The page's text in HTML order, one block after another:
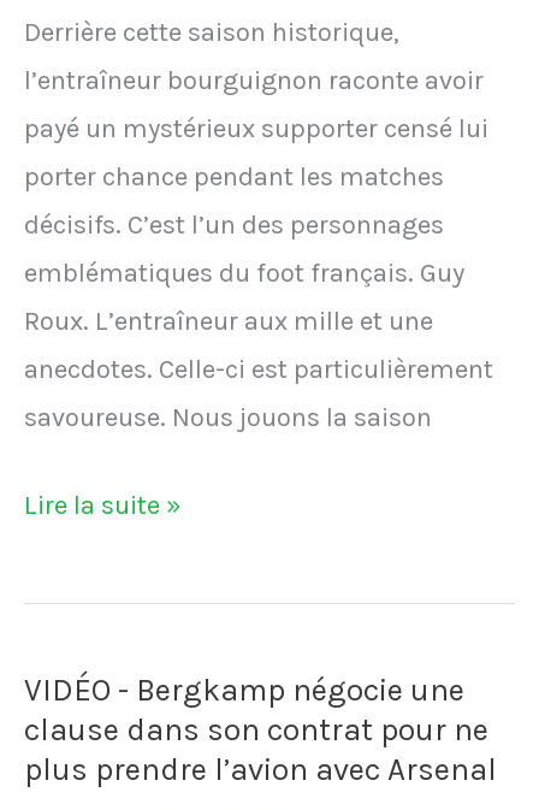
Derrière cette saison historique,
l’entraîneur bourguignon raconte avoir
payé un mystérieux supporter censé lui
porter chance pendant les matches
décisifs. C’est l’un des personnages
emblématiques du foot français. Guy
Roux. L’entraîneur aux mille et une
anecdotes. Celle-ci est particulièrement
savoureuse. Nous jouons la saison
VIDÉO
Guy
paie
un
mystérieux
Lire la suite »
VIDÉO - Bergkamp négocie une
clause dans son contrat pour ne
plus prendre l’avion avec Arsenal